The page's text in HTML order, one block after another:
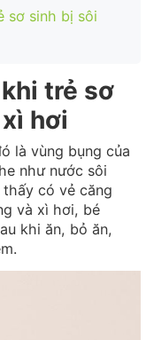
sơ sinh bị sôi
trẻ sơ
hơi
là vùng bụng của
như nước sôi
thấy có vẻ căng
và xì hơi, bé
khi ăn, bỏ ăn,